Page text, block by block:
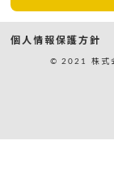
個人情報保護方針
© 2021 株式